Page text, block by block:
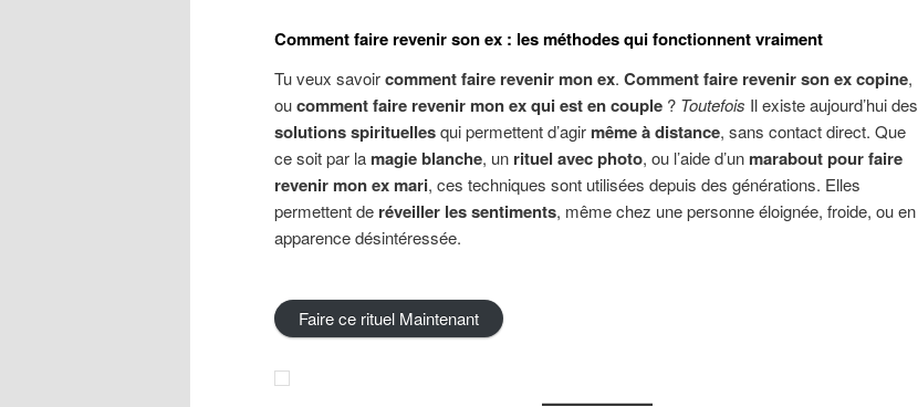
Comment faire revenir son ex : les méthodes qui fonctionnent vraiment
Tu veux savoircomment faire revenir mon ex. Comment faire revenir son ex copine,
oucomment faire revenir mon ex qui est en couple ? Toutefois Il existe aujourd’hui des
solutions spirituellesqui permettent d’agir même à distance, sans contact direct. Que
ce soit par la magie blanche, un rituel avec photo, ou l’aide d’un marabout pour faire
revenir mon ex mari, ces techniques sont utilisées depuis des générations. Elles
permettent de réveiller les sentiments, même chez une personne éloignée, froide, ou en
apparence désintéressée.
Faire ce rituel Maintenant